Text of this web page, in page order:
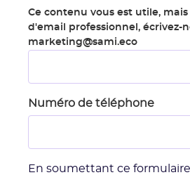
Ce contenu vous est utile, mais
d'email professionnel, écrivez-
marketing@sami.eco
Numéro de téléphone
En soumettant ce